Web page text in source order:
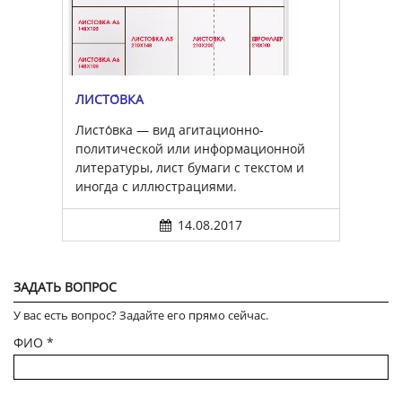
ЛИСТО́ВКА
Листо́вка — вид агитационно-
политической или информационной
литературы, лист бумаги с текстом и
иногда с иллюстрациями.
14.08.2017
ЗАДАТЬ ВОПРОС
У вас есть вопрос? Задайте его прямо сейчас.
ФИО *